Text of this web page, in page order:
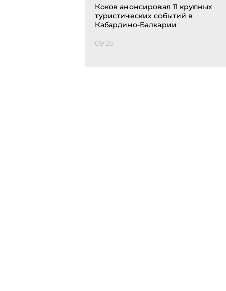
Коков анонсировал 11 крупных
туристических событий в
Кабардино-Балкарии
09:25